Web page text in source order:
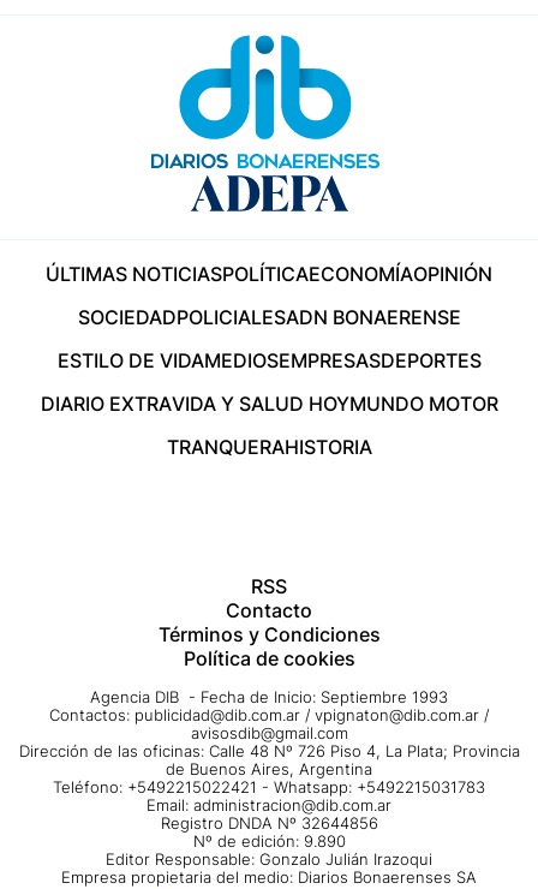
ÚLTIMAS NOTICIASPOLÍTICAECONOMÍAOPINIÓN
SOCIEDADPOLICIALESADN BONAERENSE
ESTILO DE VIDAMEDIOSEMPRESASDEPORTES
DIARIO EXTRAVIDA Y SALUD HOYMUNDO MOTOR
TRANQUERAHISTORIA
RSS
Contacto
Términos y Condiciones
Política de cookies
Agencia DIB - Fecha de Inicio: Septiembre 1993
Contactos: publicidad@dib.com.ar / vpignaton@dib.com.ar /
avisosdib@gmail.com
Dirección de las oficinas: Calle 48 Nº 726 Piso 4, La Plata; Provincia
de Buenos Aires, Argentina
Teléfono: +5492215022421 - Whatsapp: +5492215031783
Email: administracion@dib.com.ar
Registro DNDA Nº 32644856
Nº de edición: 9.890
Editor Responsable: Gonzalo Julián Irazoqui
Empresa propietaria del medio: Diarios Bonaerenses SA